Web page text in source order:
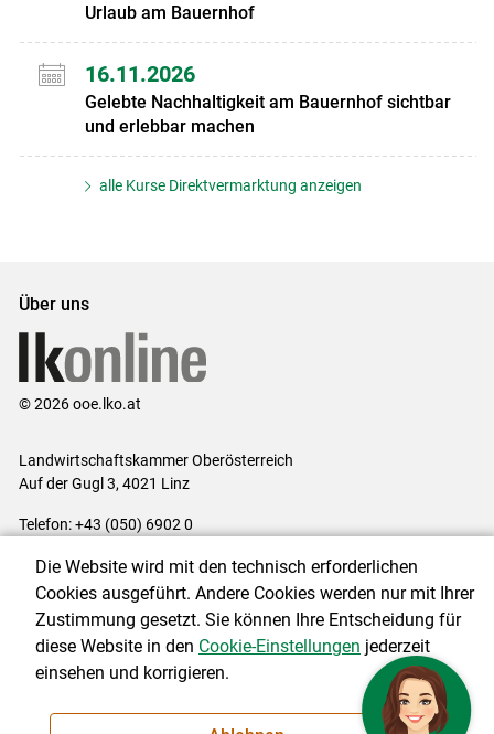
Urlaub am Bauernhof
16.11.2026
Gelebte Nachhaltigkeit am Bauernhof sichtbar
und erlebbar machen
alle Kurse Direktvermarktung anzeigen
Über uns
© 2026 ooe.lko.at
Landwirtschaftskammer Oberösterreich
Auf der Gugl 3, 4021 Linz
Telefon: +43 (050) 6902 0
Impressum|Kontakt|Gewinnspiele|Datenschutzerklärung |
Barrierefreiheit
Cookie-Einstellungen
NEWSLETTER
Die Website wird mit den technisch erforderlichen
Cookies ausgeführt. Andere Cookies werden nur mit Ihrer
Zustimmung gesetzt. Sie können Ihre Entscheidung für
diese Website in den Cookie-Einstellungen jederzeit
einsehen und korrigieren.